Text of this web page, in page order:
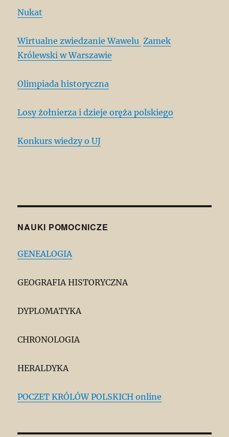
Nukat
Wirtualne zwiedzanie Wawelu Zamek
Królewski w Warszawie
Olimpiada historyczna
Losy żołnierza i dzieje oręża polskiego
Konkurs wiedzy o UJ
NAUKI POMOCNICZE
GENEALOGIA
GEOGRAFIA HISTORYCZNA
DYPLOMATYKA
CHRONOLOGIA
HERALDYKA
POCZET KRÓLÓW POLSKICH online